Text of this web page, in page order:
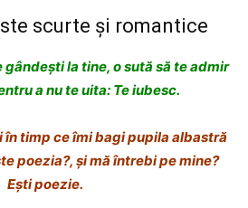
scurte și romantice
gândești la tine, osută să te admir
a nu te uita: Te iubesc.
în timp ce îmi bagi pupila albastră
poezia?, și mă întrebi pe mine?
Ești poezie.